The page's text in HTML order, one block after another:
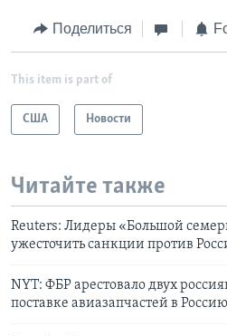
Поделиться
This item is part of
США Новости
Читайте также
Reuters: Лидеры «Большой
ужесточить санкции против
NYT: ФБР арестовало двух
поставке авиазапчастей в Россию